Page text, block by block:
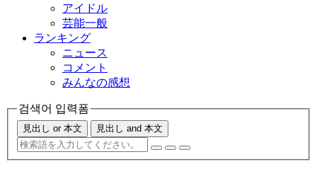
アイドル
芸能一般
ランキング
ニュース
コメント
みんなの感想
검색어 입력폼
見出し or 本文 見出し and 本文